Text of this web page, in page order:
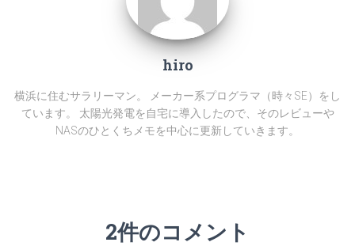
hiro
横浜に住むサラリーマン。 メーカー系プログラマ（時々SE）をし
ています。 太陽光発電を自宅に導入したので、そのレビューや
NASのひとくちメモを中心に更新していきます。
2件のコメント